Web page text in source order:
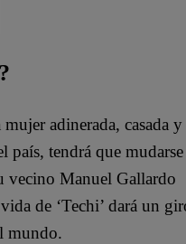
adinerada, casada y
país, tendrá que mudarse
vecino Manuel Gallardo
de ‘Techi’ dará un
mundo.